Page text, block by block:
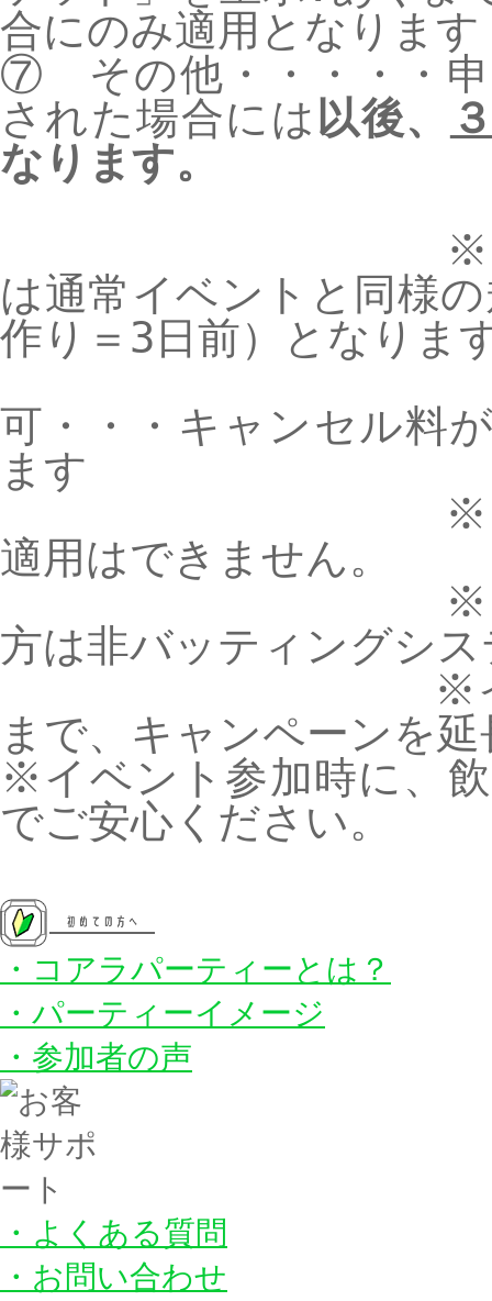
合にのみ適用となります
⑦ その他・・・・・申
された場合には以後、
なります。
※キャンセル
は通常イベントと同様
作り＝3日前）となりま
可・・・キャンセル料
ます
※ほかの割引
適用はできません。
※当キャンペ
方は非バッティングシ
※イベントに
まで、キャンペーンを
※イベント参加時に、
でご安心ください。
・コアラパーティーとは？
・パーティーイメージ
・参加者の声
・よくある質問
・お問い合わせ